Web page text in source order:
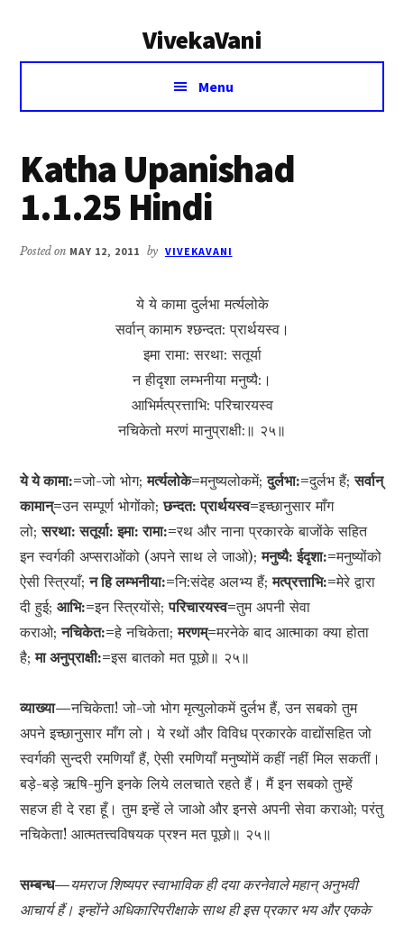
VivekaVani
Voice
Vivekananda
Menu
Katha Upanishad
1.1.25 Hindi
Posted on MAY 12, 2011 by VIVEKAVANI
ये ये कामा दुर्लभा मर्त्यलोके
सर्वान् कामाॸ श्छन्दत: प्रार्थयस्व।
इमा रामा: सरथा: सतूर्या
न हीदृशा लम्भनीया मनुष्यै:।
आभिर्मत्प्रत्ताभि: परिचारयस्व
नचिकेतो मरणं मानुप्राक्षी:॥ २५॥
ये ये कामा:=जो-जो भोग;मर्त्यलोके=मनुष्यलोकमें;दुर्लभा:=दुर्लभ हैं;सर्वान्
कामान्=उन सम्पूर्ण भोगोंको;छन्दत: प्रार्थयस्व=इच्छानुसार माँग
लो;सरथा: सतूर्या: इमा: रामा:=रथ और नाना प्रकारके बाजोंके सहित
इन स्वर्गकी अप्सराओंको (अपने साथ ले जाओ);मनुष्यै: ईदृशा:=मनुष्योंको
ऐसी स्त्रियाँ;न हि लम्भनीया:=नि:संदेह अलभ्य हैं;मत्प्रत्ताभि:=मेरे द्वारा
दी हुई;आभि:=इन स्त्रियोंसे;परिचारयस्व=तुम अपनी सेवा
कराओ;नचिकेत:=हे नचिकेता;मरणम्=मरनेके बाद आत्माका क्या होता
है;मा अनुप्राक्षी:=इस बातको मत पूछो॥ २५॥
व्याख्या—नचिकेता! जो-जो भोग मृत्युलोकमें दुर्लभ हैं, उन सबको तुम
अपने इच्छानुसार माँग लो। ये रथों और विविध प्रकारके वाद्योंसहित जो
स्वर्गकी सुन्दरी रमणियाँ हैं, ऐसी रमणियाँ मनुष्योंमें कहीं नहीं मिल सकतीं।
बड़े-बड़े ऋषि-मुनि इनके लिये ललचाते रहते हैं। मैं इन सबको तुम्हें
सहज ही दे रहा हूँ। तुम इन्हें ले जाओ और इनसे अपनी सेवा कराओ; परंतु
नचिकेता! आत्मतत्त्वविषयक प्रश्न मत पूछो॥ २५॥
सम्बन्ध—यमराज शिष्यपर स्वाभाविक ही दया करनेवाले महान् अनुभवी
आचार्य हैं। इन्होंने अधिकारिपरीक्षाके साथ ही इस प्रकार भय और एकके